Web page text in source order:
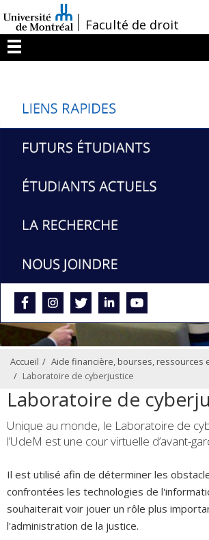
au
contenu
/Faculté de droit
Menu
Accueil
Aide financière, bourses, ressources
Laboratoire de cyberjustice
Laboratoire de
Unique au monde, le Laboratoire de
l’UdeM est une cour virtuelle d’avant-
Il est utilisé afin de déterminer les
confrontées les technologies de
souhaiterait voir jouer un rôle plus
l'administration de la justice.